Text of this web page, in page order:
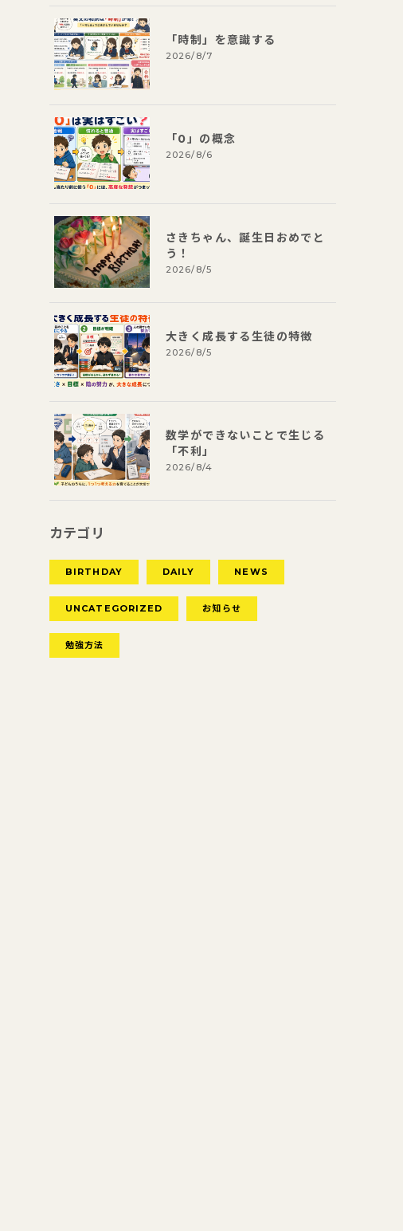
「時制」を意識する
2026/8/7
「0」の概念
2026/8/6
さきちゃん、誕生日おめでと
う！
2026/8/5
大きく成長する生徒の特徴
2026/8/5
数学ができないことで生じる
「不利」
2026/8/4
カテゴリ
BIRTHDAY DAILY NEWS
UNCATEGORIZED お知らせ
勉強方法